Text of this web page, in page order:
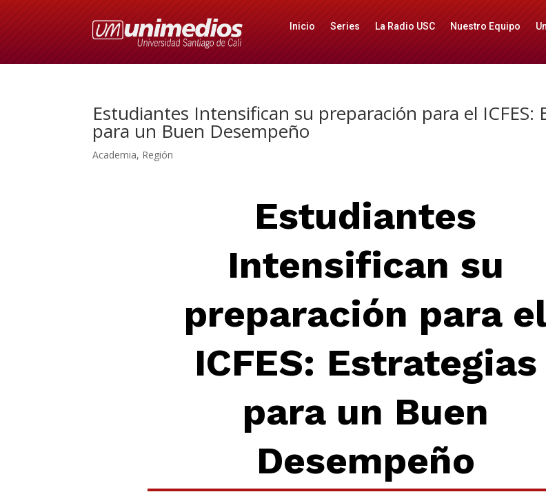
Inicio Series La Radio USC Nuestro Equipo
Estudiantes Intensifican su preparación para el ICFES:
para un Buen Desempeño
Academia, Región
Estudiantes
Intensifican su
preparación para
ICFES: Estrategias
para un Buen
Desempeño